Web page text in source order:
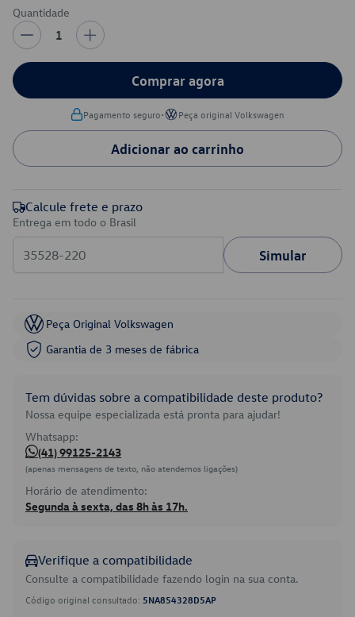
Quantidade
1
Comprar agora
Pagamento seguro• Peça original Volkswagen
Adicionar ao carrinho
Calcule frete e prazo
Entrega em todo o Brasil
Simular
Peça Original Volkswagen
Garantia de 3 meses de fábrica
Tem dúvidas sobre a compatibilidade deste produto?
Nossa equipe especializada está pronta para ajudar!
Whatsapp:
(41) 99125-2143
(apenas mensagens de texto, não atendemos ligações)
Horário de atendimento:
Segunda à sexta, das 8h às 17h.
Verifique a compatibilidade
Consulte a compatibilidade fazendo login na sua conta.
Código original consultado: 5NA854328D5AP